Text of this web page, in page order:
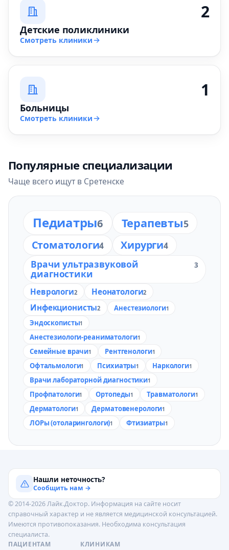
2
Детские поликлиники
Смотреть клиники
1
Больницы
Смотреть клиники
Популярные специализации
Чаще всего ищут в Сретенске
Педиатры6 Терапевты5
Стоматологи4 Хирурги4
Врачи ультразвуковой
диагностики
3
Неврологи2 Неонатологи2
Инфекционисты2 Анестезиологи1
Эндоскописты1
Анестезиологи-реаниматологи1
Семейные врачи1 Рентгенологи1
Офтальмологи1 Психиатры1 Наркологи1
Врачи лабораторной диагностики1
Профпатологи1 Ортопеды1 Травматологи1
Дерматологи1 Дерматовенерологи1
ЛОРы (отоларингологи)1 Фтизиатры1
Нашли неточность?
Сообщить нам →
© 2014-2026 Лайк.Доктор. Информация на сайте носит
справочный характер и не является медицинской консультацией.
Имеются противопоказания. Необходима консультация
специалиста.
ПАЦИЕНТАМ
КЛИНИКАМ